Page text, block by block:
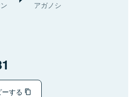
アガノシ
する